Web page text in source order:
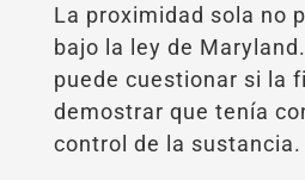
La proximidad sola no
bajo la ley de
puede cuestionar si la
demostrar que tenía
control de la sustancia.